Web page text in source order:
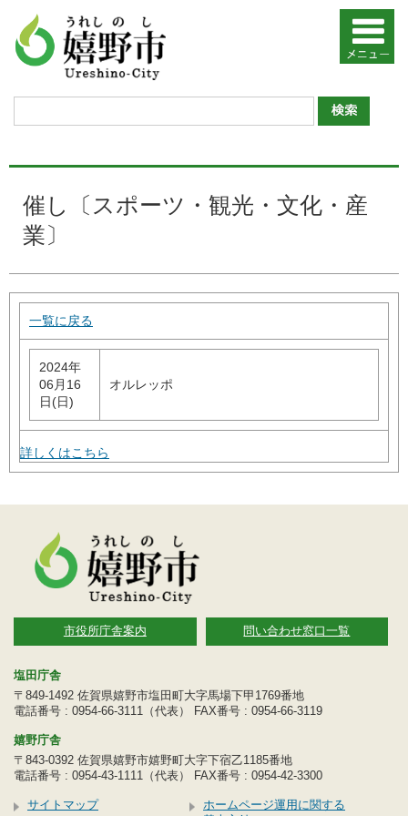
催し〔スポーツ・観光・文化・産
業〕
一覧に戻る
2024年
06月16
日(日)
オルレッポ
詳しくはこちら
市役所庁舎案内 問い合わせ窓口一覧
塩田庁舎
〒849-1492 佐賀県嬉野市塩田町大字馬場下甲1769番地
電話番号 : 0954-66-3111（代表） FAX番号 : 0954-66-3119
嬉野庁舎
〒843-0392 佐賀県嬉野市嬉野町大字下宿乙1185番地
電話番号 : 0954-43-1111（代表） FAX番号 : 0954-42-3300
サイトマップ
ホームページ運用に関する